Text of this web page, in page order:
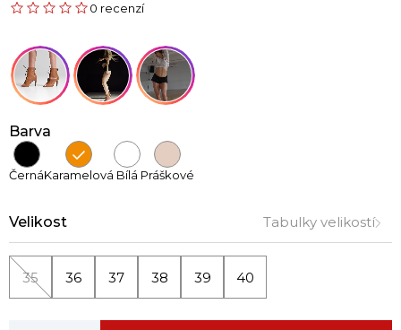
0 recenzí
Barva
ČernáKaramelová Bílá Práškové
Velikost Tabulky velikostí
35 36 37 38 39 40